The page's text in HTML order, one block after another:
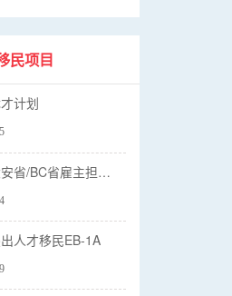
民项目
计划
加拿大安省/BC省雇主担保移民
人才移民EB-1A